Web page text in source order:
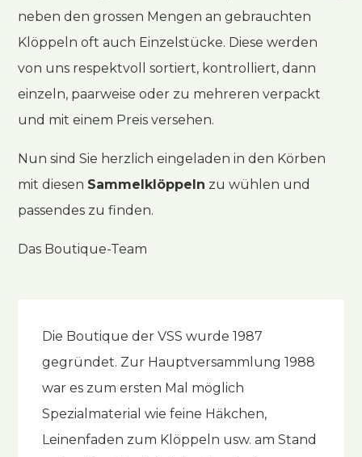
neben den grossen Mengen an gebrauchten
Klöppeln oft auch Einzelstücke. Diese werden
von uns respektvoll sortiert, kontrolliert, dann
einzeln, paarweise oder zu mehreren verpackt
und mit einem Preis versehen.
Nun sind Sie herzlich eingeladen in den Körben
mit diesen Sammelklöppeln zu wühlen und
passendes zu finden.
Das Boutique-Team
Die Boutique der VSS wurde 1987
gegründet. Zur Hauptversammlung 1988
war es zum ersten Mal möglich
Spezialmaterial wie feine Häkchen,
Leinenfaden zum Klöppeln usw. am Stand